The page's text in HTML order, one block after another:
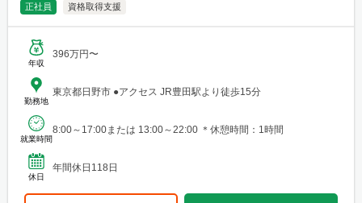
正社員 資格取得支援
年収
396万円〜
勤務地
東京都日野市 ●アクセス JR豊田駅より徒歩15分
就業時間
8:00～17:00または 13:00～22:00 ＊休憩時間：1時間
休日
年間休日118日